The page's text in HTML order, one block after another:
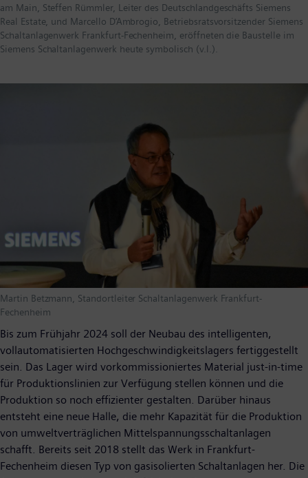
am Main, Steffen Rümmler, Leiter des Deutschlandgeschäfts Siemens
Real Estate, und Marcello D’Ambrogio, Betriebsratsvorsitzender Siemens
Schaltanlagenwerk Frankfurt-Fechenheim, eröffneten die Baustelle im
Siemens Schaltanlagenwerk heute symbolisch (v.l.).
Martin Betzmann, Standortleiter Schaltanlagenwerk Frankfurt-
Fechenheim
Bis zum Frühjahr 2024 soll der Neubau des intelligenten,
vollautomatisierten Hochgeschwindigkeitslagers fertiggestellt
sein. Das Lager wird vorkommissioniertes Material just-in-time
für Produktionslinien zur Verfügung stellen können und die
Produktion so noch effizienter gestalten. Darüber hinaus
entsteht eine neue Halle, die mehr Kapazität für die Produktion
von umweltverträglichen Mittelspannungsschaltanlagen
schafft. Bereits seit 2018 stellt das Werk in Frankfurt-
Fechenheim diesen Typ von gasisolierten Schaltanlagen her. Die